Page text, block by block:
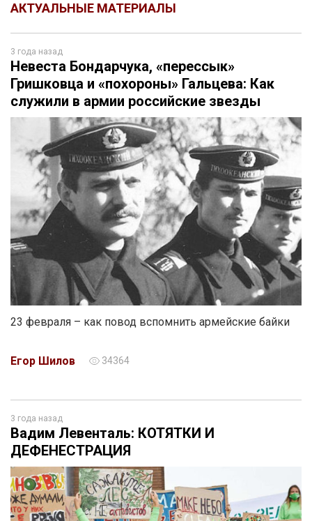
АКТУАЛЬНЫЕ МАТЕРИАЛЫ
3 года назад
Невеста Бондарчука, «перессык»
Гришковца и «похороны» Гальцева: Как
служили в армии российские звезды
23 февраля – как повод вспомнить армейские байки
Егор Шилов 34364
3 года назад
Вадим Левенталь: КОТЯТКИ И
ДЕФЕНЕСТРАЦИЯ